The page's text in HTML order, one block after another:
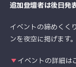
追加登壇者は後日発
イベントの締めくく
ンを夜空に掲げます。
イベントの詳細は